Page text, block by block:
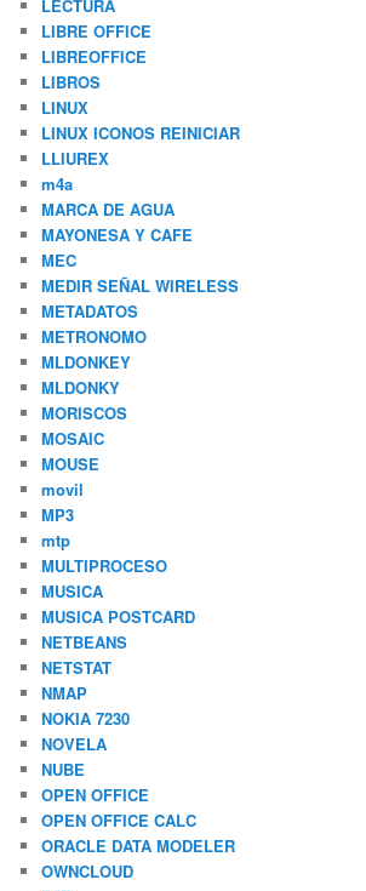
LECTURA
LIBRE OFFICE
LIBREOFFICE
LIBROS
LINUX
LINUX ICONOS REINICIAR
LLIUREX
m4a
MARCA DE AGUA
MAYONESA Y CAFE
MEC
MEDIR SEÑAL WIRELESS
METADATOS
METRONOMO
MLDONKEY
MLDONKY
MORISCOS
MOSAIC
MOUSE
movil
MP3
mtp
MULTIPROCESO
MUSICA
MUSICA POSTCARD
NETBEANS
NETSTAT
NMAP
NOKIA 7230
NOVELA
NUBE
OPEN OFFICE
OPEN OFFICE CALC
ORACLE DATA MODELER
OWNCLOUD